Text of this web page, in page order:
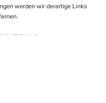
werden wir derartige Links
UND